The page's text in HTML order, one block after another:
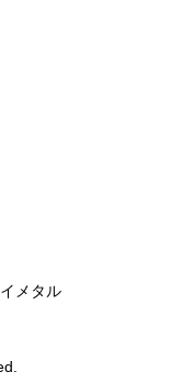
メタル